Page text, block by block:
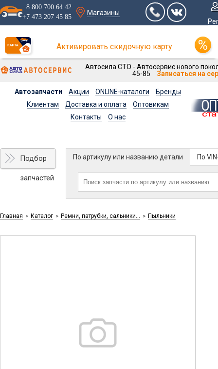
8 800 700 64 42
+7 473 207 45 85
Магазины
Активировать скидочную карту
Автосила СТО - Автосервис нового
45-85
Записаться на
Автозапчасти Акции ONLINE-каталоги
Бренды
Клиентам
Доставка и оплата
Оптовикам
Контакты
О нас
Подбор
запчастей
По артикулу или названию детали По
Главная > Каталог > Ремни, патрубки, сальники... > Пыльники